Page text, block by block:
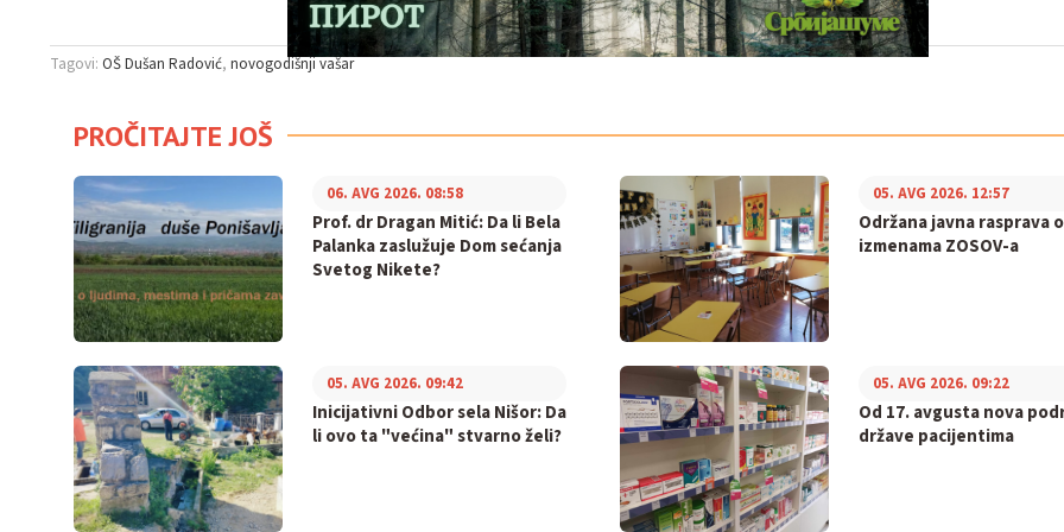
Tagovi: OŠ Dušan Radović novogodišnji vašar
PROČITAJTE JOŠ
Prof. dr Dragan Mitić: Da li Bela
Palanka zaslužuje Dom sećanja
Svetog Nikete?
06. AVG 2026. 08:58
Održana javna rasprava o
izmenama ZOSOV-a
05. AVG 2026. 12:57
Inicijativni Odbor sela Nišor: Da
li ovo ta "većina" stvarno želi?
05. AVG 2026. 09:42
Od 17. avgusta nova
države pacijentima
05. AVG 2026. 09:22